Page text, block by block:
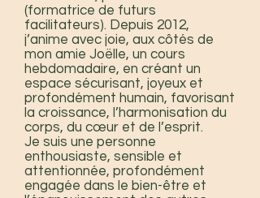
(formatrice de futurs
facilitateurs). Depuis 2012,
j’anime avec joie, aux côtés de
mon amie Joëlle, un cours
hebdomadaire, en créant un
espace sécurisant, joyeux et
profondément humain, favorisant
la croissance, l’harmonisation du
corps, du cœur et de l’esprit.
Je suis une personne
enthousiaste, sensible et
attentionnée, profondément
engagée dans le bien-être et